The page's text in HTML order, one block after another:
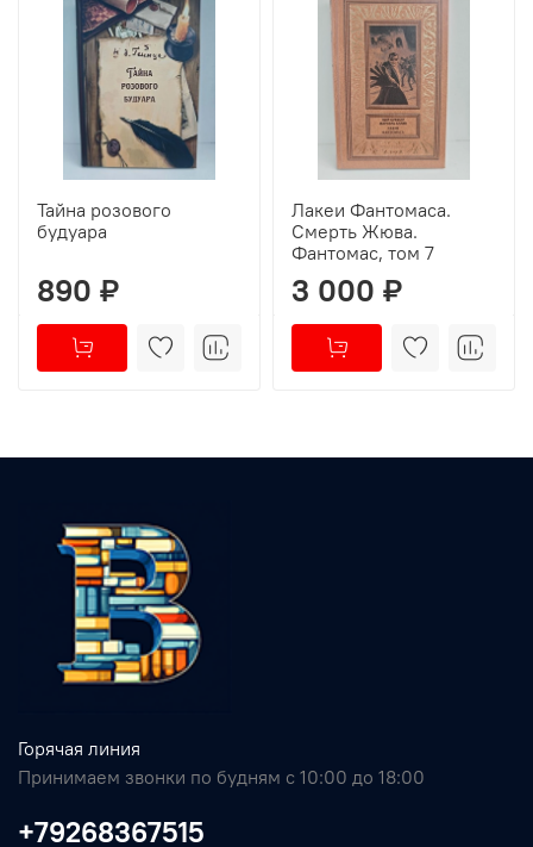
Тайна розового
будуара
890 ₽
Лакеи Фантомаса.
Смерть Жюва.
Фантомас, том 7
3 000 ₽
Горячая линия
Принимаем звонки по будням с 10:00 до 18:00
+79268367515